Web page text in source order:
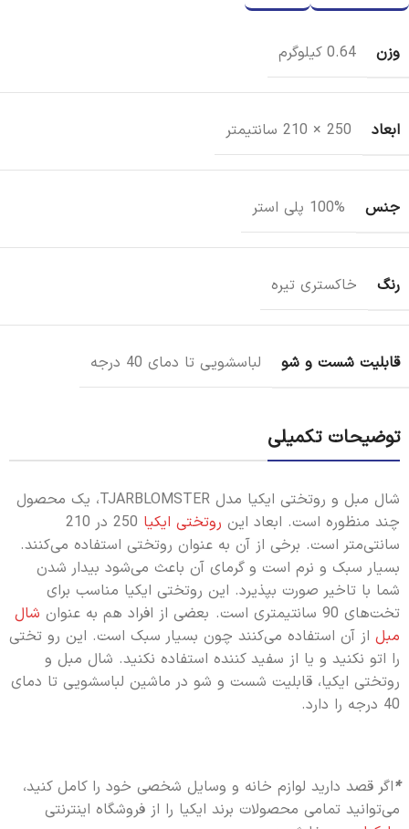
وزن 0.64 کیلوگرم
ابعاد 250 × 210 سانتیمتر
جنس 100% پلی استر
رنگ خاکستری تیره
قابلیت شست و شو لباسشویی تا دمای 40 درجه
توضیحات تکمیلی
شال مبل و روتختی ایکیا مدل TJARBLOMSTER، یک محصول
چند منظوره است. ابعاد این روتختی ایکیا
250 در 210
سانتی‌متر است. برخی از آن به عنوان روتختی استفاده می‌کنند.
بسیار سبک و نرم است و گرمای آن باعث می‌شود بیدار شدن
شما با تاخیر صورت بپذیرد. این روتختی ایکیا مناسب برای
تخت‌های 90 سانتیمتری است. بعضی از افراد هم به عنوان
شال
مبل از آن استفاده می‌کنند چون بسیار سبک است. این رو تختی
را اتو نکنید و یا از سفید کننده استفاده نکنید. شال مبل و
روتختی ایکیا، قابلیت شست و شو در ماشین لباسشویی تا دمای
40 درجه را دارد.
*اگر قصد دارید لوازم خانه و وسایل شخصی خود را کامل کنید،
می‌توانید تمامی محصولات برند ایکیا را از فروشگاه اینترنتی